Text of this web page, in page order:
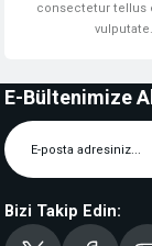
consectetur tellus
vulputate.
E-Bültenimize
Bizi Takip Edin: